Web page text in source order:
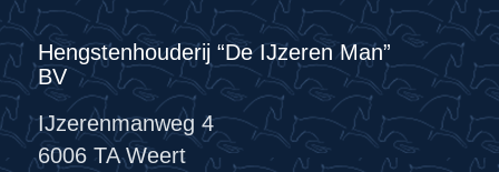
Hengstenhouderij “De IJzeren Man”
BV
IJzerenmanweg 4
6006 TA Weert